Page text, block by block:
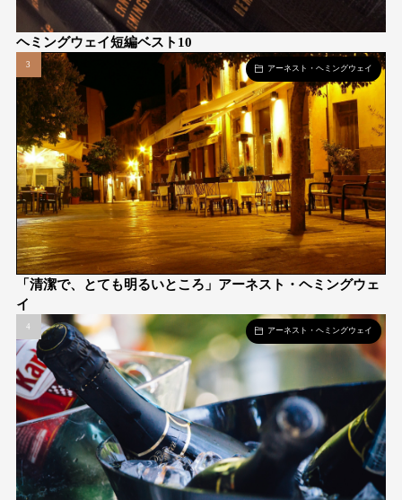
ヘミングウェイ短編ベスト10
アーネスト・ヘミングウェイ
「清潔で、とても明るいところ」アーネスト・ヘミングウェ
イ
アーネスト・ヘミングウェイ